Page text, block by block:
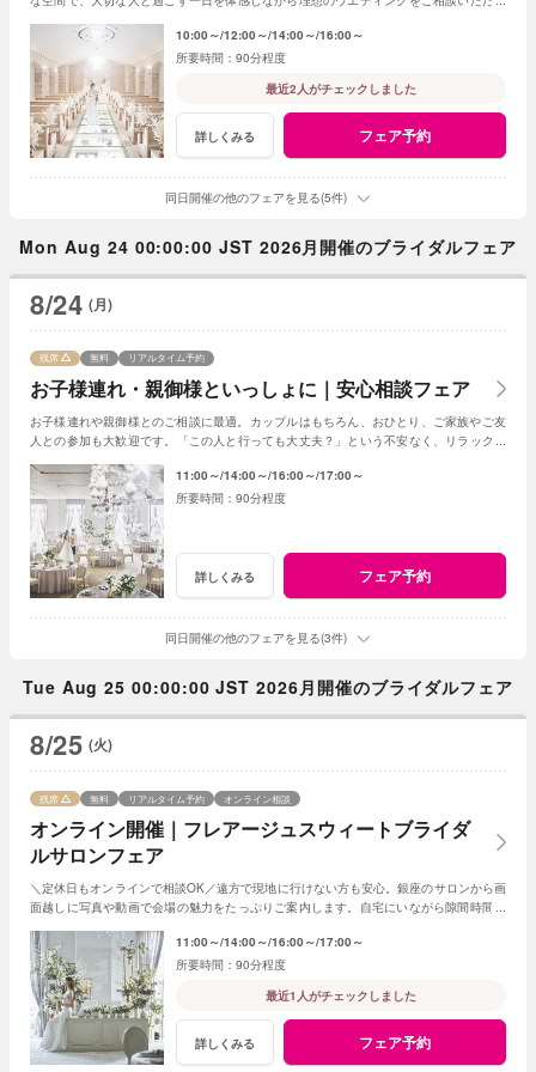
10:00～ 12:00～ 14:00～ 16:00～
90分程度
最近2人がチェックしました
詳しくみる フェア予約
同日開催の他のフェアを見る(5件)
Mon Aug 24 00:00:00 JST 2026月開催のブライダルフェア
8/24 (月)
お子様連れ・親御様といっしょに｜安心相談フェア
残席 無料 リアルタイム予約
お子様連れや親御様とのご相談に最適。カップルはもちろん、おひとり、ご家族やご友
人との参加も大歓迎です。「この人と行っても大丈夫？」という不安なく、リラックス
11:00～ 14:00～ 16:00～ 17:00～
90分程度
詳しくみる フェア予約
同日開催の他のフェアを見る(3件)
Tue Aug 25 00:00:00 JST 2026月開催のブライダルフェア
8/25 (火)
オンライン開催｜フレアージュスウィートブライダ
ルサロンフェア
残席 無料 リアルタイム予約 オンライン相談
＼定休日もオンラインで相談OK／遠方で現地に行けない方も安心。銀座のサロンから画
面越しに写真や動画で会場の魅力をたっぷりご案内します。自宅にいながら隙間時間で
11:00～ 14:00～ 16:00～ 17:00～
90分程度
最近1人がチェックしました
詳しくみる フェア予約